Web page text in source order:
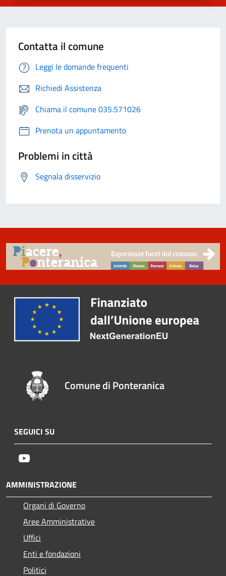
Contatta il comune
Leggi le domande frequenti
Richiedi Assistenza
Chiama il comune 035.571026
Prenota un appuntamento
Problemi in città
Segnala disservizio
Comune di Ponteranica
SEGUICI SU
AMMINISTRAZIONE
Organi di Governo
Aree Amministrative
Uffici
Enti e fondazioni
Politici